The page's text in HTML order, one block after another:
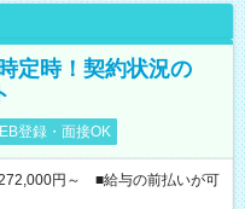
定時！契約状況の
登録・面接OK
円～ ■給与の前払いが可